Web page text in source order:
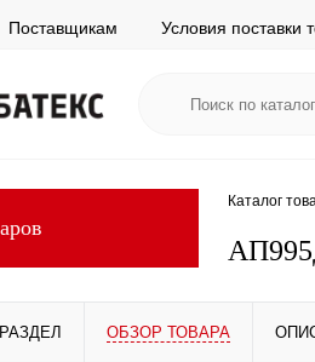
Поставщикам Условия поставки
Каталог
ОБЗОР ТОВАРА